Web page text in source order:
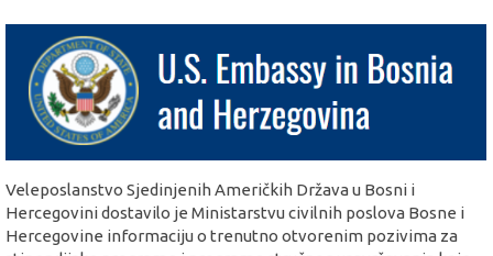
Veleposlanstvo Sjedinjenih Američkih Država u Bosni i
Hercegovini dostavilo je Ministarstvu civilnih poslova Bosne i
Hercegovine informaciju o trenutno otvorenim pozivima za